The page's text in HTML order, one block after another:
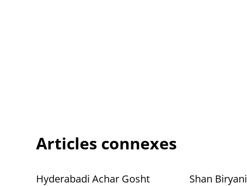
Articles connexes
Hyderabadi Achar Gosht Shan Biryani